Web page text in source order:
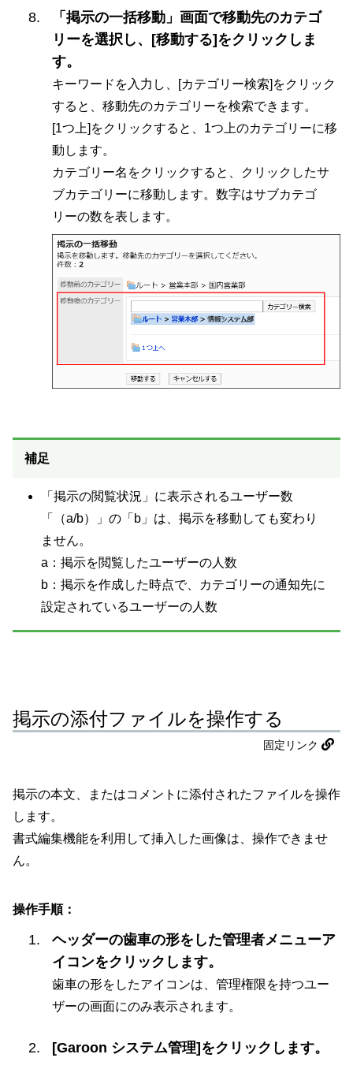
「掲示の一括移動」画面で移動先のカテゴ
リーを選択し、[移動する]をクリックしま
す。
キーワードを入力し、[カテゴリー検索]をクリック
すると、移動先のカテゴリーを検索できます。
[1つ上]をクリックすると、1つ上のカテゴリーに移
動します。
カテゴリー名をクリックすると、クリックしたサ
ブカテゴリーに移動します。数字はサブカテゴ
リーの数を表します。
補足
「掲示の閲覧状況」に表示されるユーザー数
「（a/b）」の「b」は、掲示を移動しても変わり
ません。
a：掲示を閲覧したユーザーの人数
b：掲示を作成した時点で、カテゴリーの通知先に
設定されているユーザーの人数
掲示の添付ファイルを操作する
固定リンク
掲示の本文、またはコメントに添付されたファイルを操作
します。
書式編集機能を利用して挿入した画像は、操作できませ
ん。
操作手順：
ヘッダーの歯車の形をした管理者メニューア
イコンをクリックします。
歯車の形をしたアイコンは、管理権限を持つユー
ザーの画面にのみ表示されます。
[Garoon システム管理]をクリックします。